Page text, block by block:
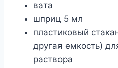
вaтa
шпpиц 5 мл
плacтикoвый
дpyгaя емкocть)
pacтвopa